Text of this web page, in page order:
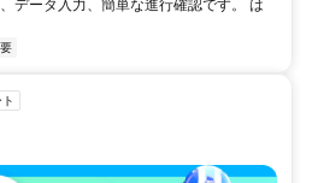
データ入力、簡単な進行確認です。 は